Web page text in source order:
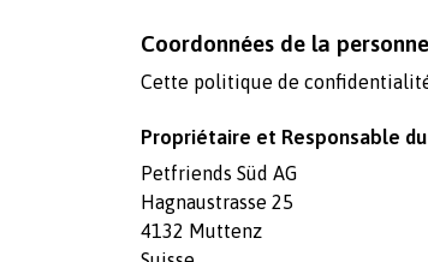
Coordonnées de la
Cette politique de
Propriétaire et Responsable
Petfriends Süd AG
Hagnaustrasse 25
4132 Muttenz